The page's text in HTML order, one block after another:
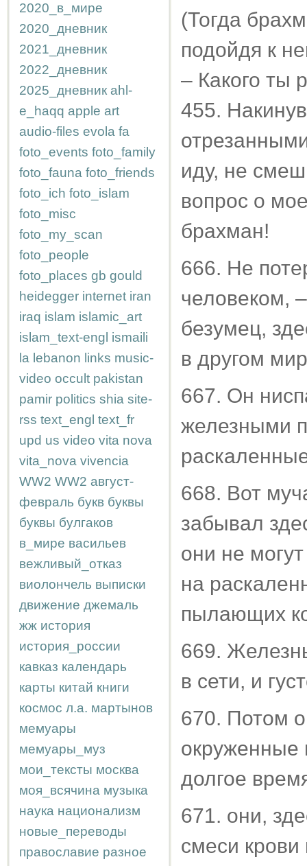
2020_в_мире
2020_дневник
2021_дневник
2022_дневник
2025_дневник ahl-
e_haqq apple art
audio-files evola fa
foto_events foto_family
foto_fauna foto_friends
foto_ich foto_islam
foto_misc
foto_my_scan
foto_people
foto_places gb gould
heidegger internet iran
iraq islam islamic_art
islam_text-engl ismaili
la lebanon links music-
video occult pakistan
pamir politics shia site-
rss text_engl text_fr
upd us video vita nova
vita_nova vivencia
WW2 WW2 август-
февраль букв буквы
буквы булгаков
в_мире васильев
вежливый_отказ
виолончель выписки
движение джемаль
жж история
история_россии
кавказ календарь
карты китай книги
космос л.а. мартынов
мемуары
мемуары_муз
мои_тексты москва
моя_всячина музыка
наука национализм
новые_переводы
православие разное
(Тогда
подойдя к
– Какого ты
455.
иду, не
вопрос о
брахман!
666. Не
человеком,
безумец,
в другом
667. Он
железными
668. Вот
забывал
они не
на
пылающих
669.
в сети, и
670. Потом
окруженные
долгое
671. они,
смеси крови